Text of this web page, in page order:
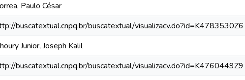
Paulo César
buscatextual.cnpq.br/buscatextual/visualizacv.do?id=K4783530Z6
Junior, Joseph Kalil
buscatextual.cnpq.br/buscatextual/visualizacv.do?id=K4760449Z9